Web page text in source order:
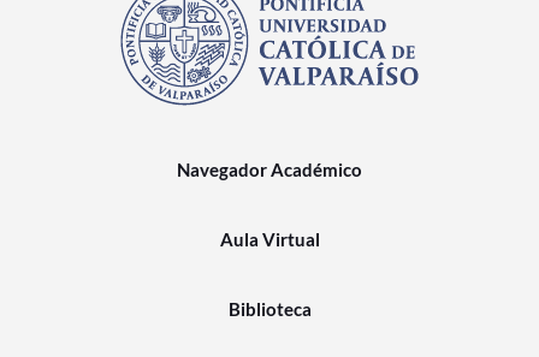
Navegador Académico
Aula Virtual
Biblioteca